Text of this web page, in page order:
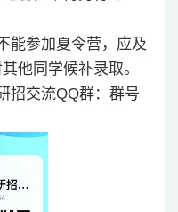
能参加夏令营，应及
他同学候补录取。
招交流QQ群：群号